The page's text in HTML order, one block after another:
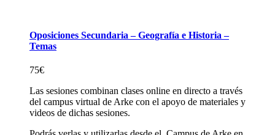
Oposiciones Secundaria – Geografía e Historia –
Temas
75€
Las sesiones combinan clases online en directo a través
del campus virtual de Arke con el apoyo de materiales y
videos de dichas sesiones.